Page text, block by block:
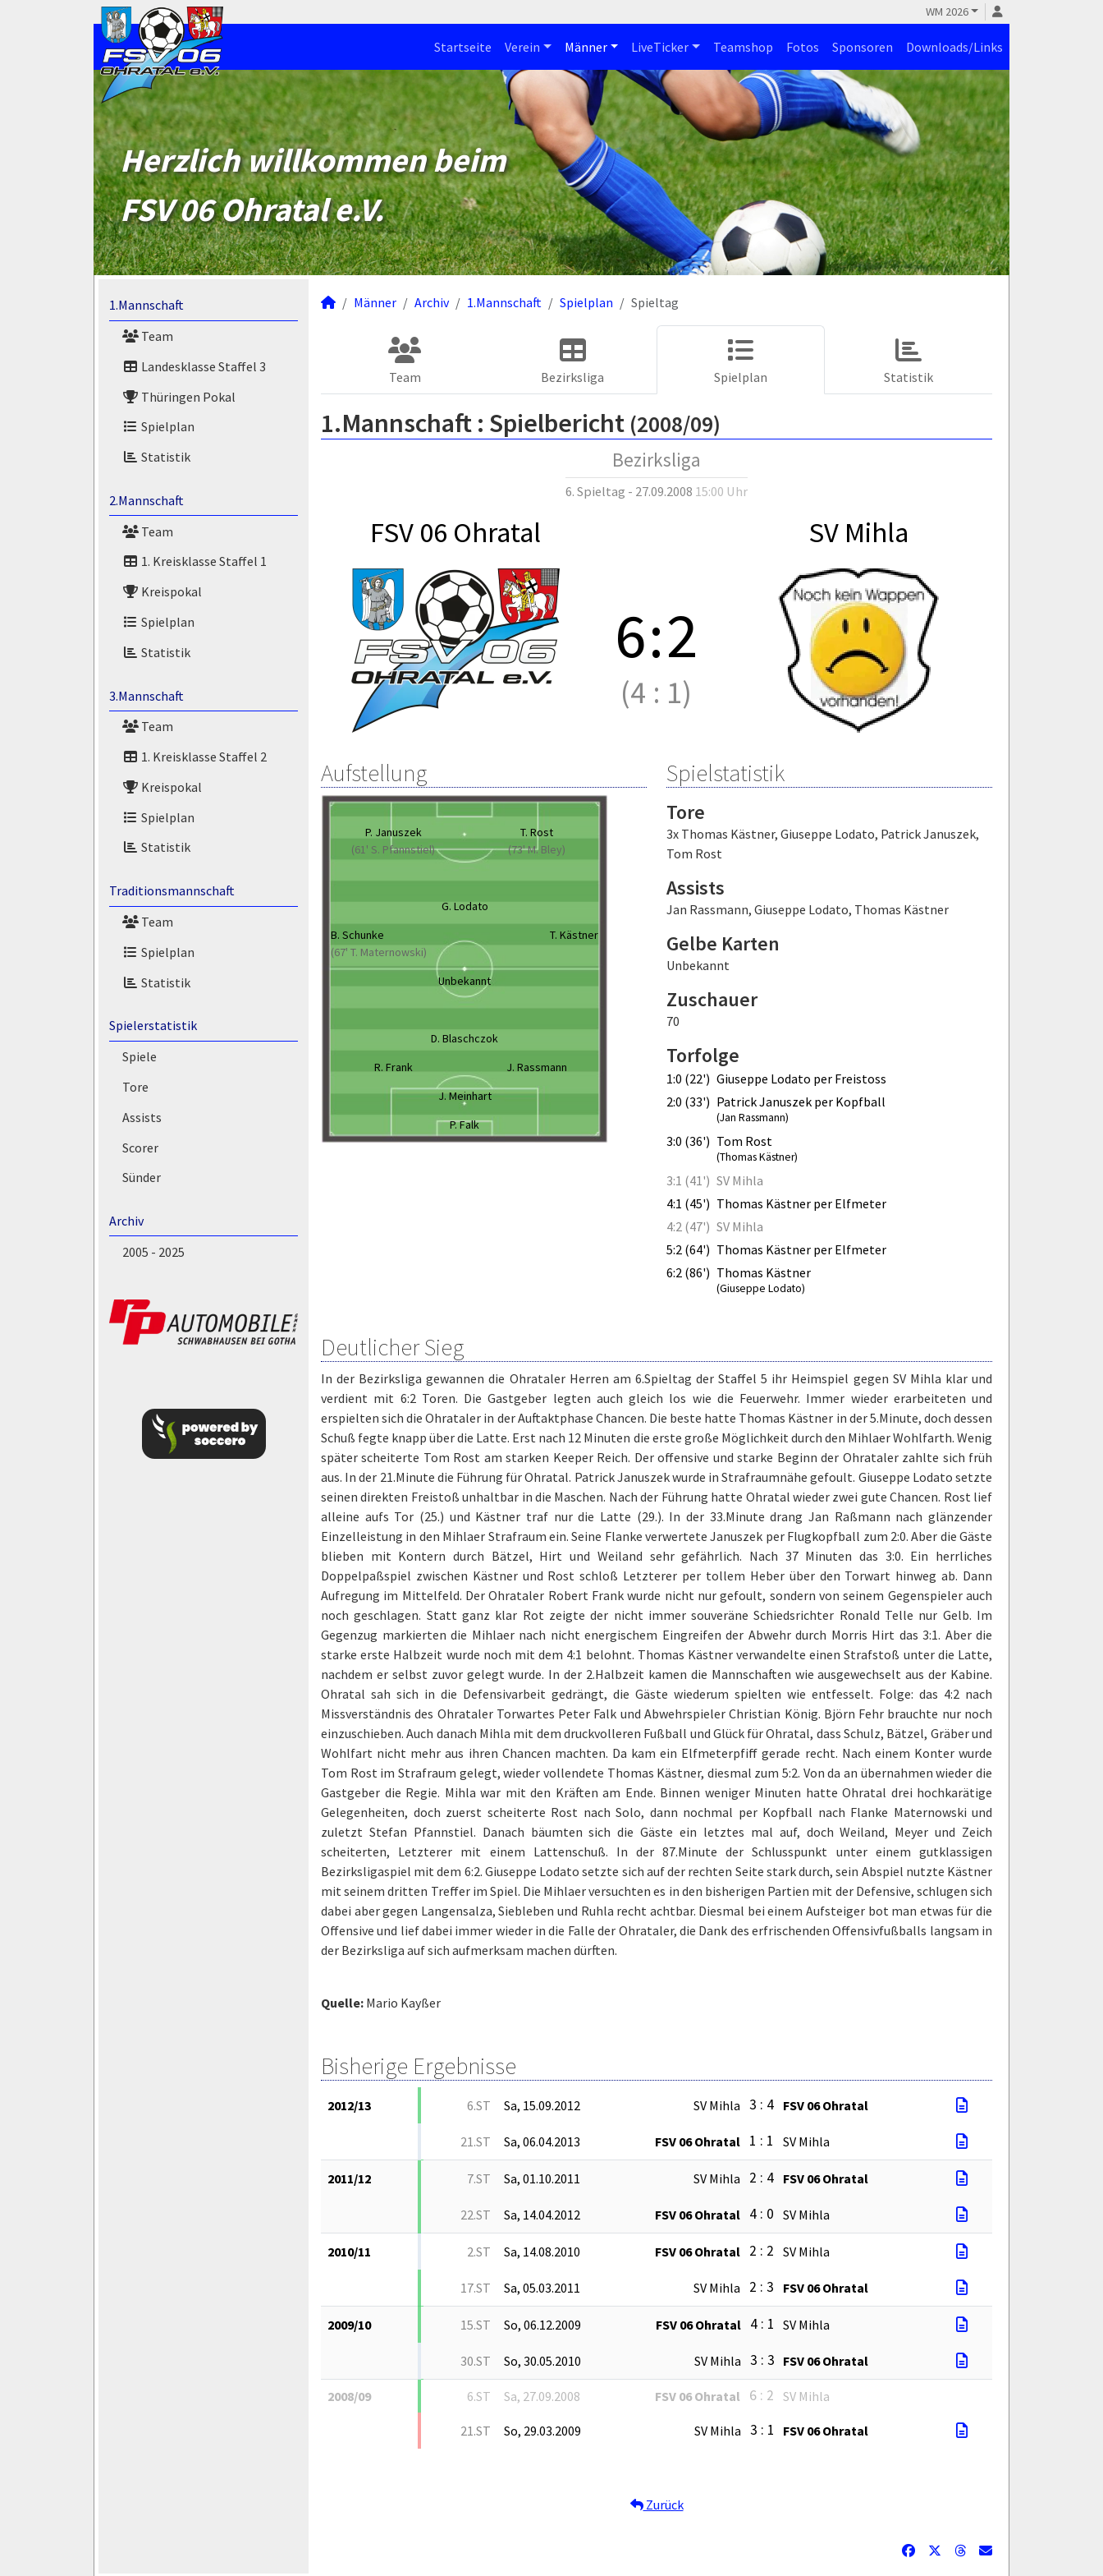
WM 2026
Startseite Verein Männer LiveTicker Teamshop Fotos Sponsoren Downloads/Links
Herzlich willkommen beim
FSV 06 Ohratal e.V.
1.Mannschaft
Team
Landesklasse Staffel 3
Thüringen Pokal
Spielplan
Statistik
2.Mannschaft
Team
1. Kreisklasse Staffel 1
Kreispokal
Spielplan
Statistik
3.Mannschaft
Team
1. Kreisklasse Staffel 2
Kreispokal
Spielplan
Statistik
Traditionsmannschaft
Team
Spielplan
Statistik
Spielerstatistik
Spiele
Tore
Assists
Scorer
Sünder
Archiv
2005 - 2025
Männer Archiv 1.Mannschaft Spielplan Spieltag
Team Bezirksliga Spielplan Statistik
1.Mannschaft : Spielbericht (2008/09)
Bezirksliga
6. Spieltag - 27.09.2008 15:00 Uhr
FSV 06 Ohratal SV Mihla
6:2
(4 : 1)
Aufstellung
P. Januszek
(61' S. Pfannstiel)
T. Rost
(73' M. Bley)
G. Lodato
B. Schunke
(67' T. Maternowski)
T. Kästner
Unbekannt
D. Blaschczok
R. Frank
J. Rassmann
J. Meinhart
P. Falk
Spielstatistik
Tore
3x Thomas Kästner, Giuseppe Lodato, Patrick Januszek,
Tom Rost
Assists
Jan Rassmann, Giuseppe Lodato, Thomas Kästner
Gelbe Karten
Unbekannt
Zuschauer
70
Torfolge
1:0 (22') Giuseppe Lodato per Freistoss
2:0 (33') Patrick Januszek per Kopfball
(Jan Rassmann)
3:0 (36') Tom Rost
(Thomas Kästner)
3:1 (41') SV Mihla
4:1 (45') Thomas Kästner per Elfmeter
4:2 (47') SV Mihla
5:2 (64') Thomas Kästner per Elfmeter
6:2 (86') Thomas Kästner
(Giuseppe Lodato)
Deutlicher Sieg
In der Bezirksliga gewannen die Ohrataler Herren am 6.Spieltag der Staffel 5 ihr Heimspiel gegen SV Mihla klar und
verdient mit 6:2 Toren. Die Gastgeber legten auch gleich los wie die Feuerwehr. Immer wieder erarbeiteten und
erspielten sich die Ohrataler in der Auftaktphase Chancen. Die beste hatte Thomas Kästner in der 5.Minute, doch dessen
Schuß fegte knapp über die Latte. Erst nach 12 Minuten die erste große Möglichkeit durch den Mihlaer Wohlfarth. Wenig
später scheiterte Tom Rost am starken Keeper Reich. Der offensive und starke Beginn der Ohrataler zahlte sich früh
aus. In der 21.Minute die Führung für Ohratal. Patrick Januszek wurde in Strafraumnähe gefoult. Giuseppe Lodato setzte
seinen direkten Freistoß unhaltbar in die Maschen. Nach der Führung hatte Ohratal wieder zwei gute Chancen. Rost lief
alleine aufs Tor (25.) und Kästner traf nur die Latte (29.). In der 33.Minute drang Jan Raßmann nach glänzender
Einzelleistung in den Mihlaer Strafraum ein. Seine Flanke verwertete Januszek per Flugkopfball zum 2:0. Aber die Gäste
blieben mit Kontern durch Bätzel, Hirt und Weiland sehr gefährlich. Nach 37 Minuten das 3:0. Ein herrliches
Doppelpaßspiel zwischen Kästner und Rost schloß Letzterer per tollem Heber über den Torwart hinweg ab. Dann
Aufregung im Mittelfeld. Der Ohrataler Robert Frank wurde nicht nur gefoult, sondern von seinem Gegenspieler auch
noch geschlagen. Statt ganz klar Rot zeigte der nicht immer souveräne Schiedsrichter Ronald Telle nur Gelb. Im
Gegenzug markierten die Mihlaer nach nicht energischem Eingreifen der Abwehr durch Morris Hirt das 3:1. Aber die
starke erste Halbzeit wurde noch mit dem 4:1 belohnt. Thomas Kästner verwandelte einen Strafstoß unter die Latte,
nachdem er selbst zuvor gelegt wurde. In der 2.Halbzeit kamen die Mannschaften wie ausgewechselt aus der Kabine.
Ohratal sah sich in die Defensivarbeit gedrängt, die Gäste wiederum spielten wie entfesselt. Folge: das 4:2 nach
Missverständnis des Ohrataler Torwartes Peter Falk und Abwehrspieler Christian König. Björn Fehr brauchte nur noch
einzuschieben. Auch danach Mihla mit dem druckvolleren Fußball und Glück für Ohratal, dass Schulz, Bätzel, Gräber und
Wohlfart nicht mehr aus ihren Chancen machten. Da kam ein Elfmeterpfiff gerade recht. Nach einem Konter wurde
Tom Rost im Strafraum gelegt, wieder vollendete Thomas Kästner, diesmal zum 5:2. Von da an übernahmen wieder die
Gastgeber die Regie. Mihla war mit den Kräften am Ende. Binnen weniger Minuten hatte Ohratal drei hochkarätige
Gelegenheiten, doch zuerst scheiterte Rost nach Solo, dann nochmal per Kopfball nach Flanke Maternowski und
zuletzt Stefan Pfannstiel. Danach bäumten sich die Gäste ein letztes mal auf, doch Weiland, Meyer und Zeich
scheiterten, Letzterer mit einem Lattenschuß. In der 87.Minute der Schlusspunkt unter einem gutklassigen
Bezirksligaspiel mit dem 6:2. Giuseppe Lodato setzte sich auf der rechten Seite stark durch, sein Abspiel nutzte Kästner
mit seinem dritten Treffer im Spiel. Die Mihlaer versuchten es in den bisherigen Partien mit der Defensive, schlugen sich
dabei aber gegen Langensalza, Siebleben und Ruhla recht achtbar. Diesmal bei einem Aufsteiger bot man etwas für die
Offensive und lief dabei immer wieder in die Falle der Ohrataler, die Dank des erfrischenden Offensivfußballs langsam in
der Bezirksliga auf sich aufmerksam machen dürften.
Quelle: Mario Kayßer
Bisherige Ergebnisse
2012/13 6.ST Sa, 15.09.2012 SV Mihla 3 : 4 FSV 06 Ohratal
21.ST Sa, 06.04.2013 FSV 06 Ohratal 1 : 1 SV Mihla
2011/12 7.ST Sa, 01.10.2011 SV Mihla 2 : 4 FSV 06 Ohratal
22.ST Sa, 14.04.2012 FSV 06 Ohratal 4 : 0 SV Mihla
2010/11 2.ST Sa, 14.08.2010 FSV 06 Ohratal 2 : 2 SV Mihla
17.ST Sa, 05.03.2011 SV Mihla 2 : 3 FSV 06 Ohratal
2009/10 15.ST So, 06.12.2009 FSV 06 Ohratal 4 : 1 SV Mihla
30.ST So, 30.05.2010 SV Mihla 3 : 3 FSV 06 Ohratal
2008/09 6.ST Sa, 27.09.2008 FSV 06 Ohratal 6 : 2 SV Mihla
21.ST So, 29.03.2009 SV Mihla 3 : 1 FSV 06 Ohratal
Zurück